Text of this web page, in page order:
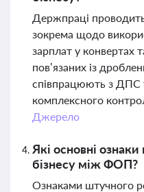
Держпраці
зокрема щодо
зарплат у конвертах
пов’язаних із
співпрацюють з ДПС
комплексного
Джерело
Які основні
бізнесу між ФОП?
Ознаками штучного